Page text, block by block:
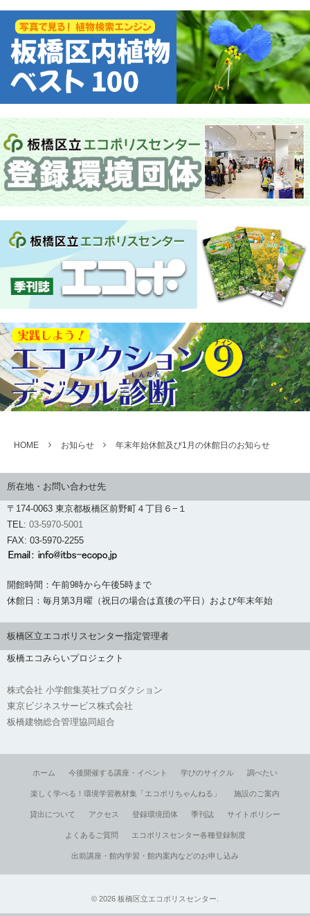
HOME お知らせ 年末年始休館及び1月の休館日のお知らせ
所在地・お問い合わせ先
〒174-0063 東京都板橋区前野町４丁目６−１
TEL: 03-5970-5001
FAX: 03-5970-2255
開館時間：午前9時から午後5時まで
休館日：毎月第3月曜（祝日の場合は直後の平日）および年末年始
板橋区立エコポリスセンター指定管理者
板橋エコみらいプロジェクト
株式会社 小学館集英社プロダクション
東京ビジネスサービス株式会社
板橋建物総合管理協同組合
ホーム 今後開催する講座・イベント 学びのサイクル 調べたい
楽しく学べる！環境学習教材集「エコポリちゃんねる」 施設のご案内
貸出について アクセス 登録環境団体 季刊誌 サイトポリシー
よくあるご質問 エコポリスセンター各種登録制度
出前講座・館内学習・館内案内などのお申し込み
© 2026 板橋区立エコポリスセンター